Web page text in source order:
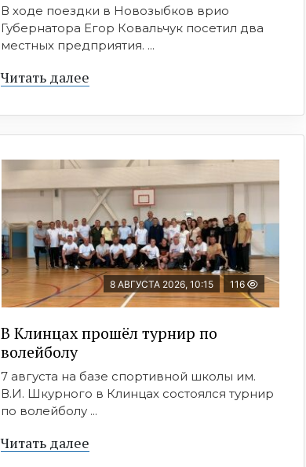
В ходе поездки в Новозыбков врио
Губернатора Егор Ковальчук посетил два
местных предприятия. ...
Читать далее
8 АВГУСТА 2026, 10:15 116
В Клинцах прошёл турнир по
волейболу
7 августа на базе спортивной школы им.
В.И. Шкурного в Клинцах состоялся турнир
по волейболу ...
Читать далее